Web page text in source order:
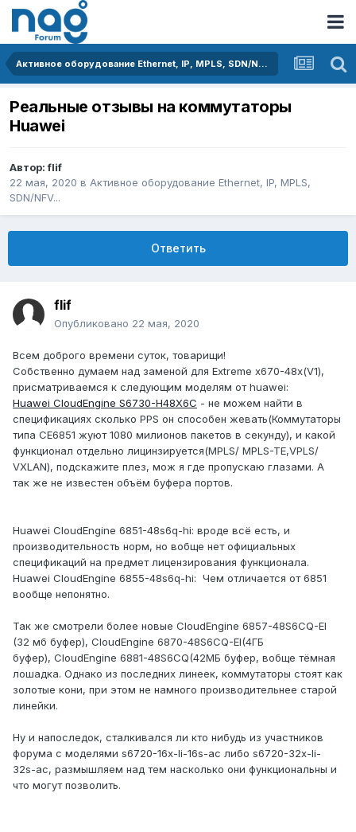
Активное оборудование Ethernet, IP, MPLS, SDN/NFV...
Реальные отзывы на коммутаторы
Huawei
Автор:flif
22 мая, 2020 в Активное оборудование Ethernet, IP, MPLS,
SDN/NFV...
Ответить
flif
Опубликовано 22 мая, 2020
Всем доброго времени суток, товарищи!
Собственно думаем над заменой для Extreme x670-48x(V1),
присматриваемся к следующим моделям от huawei:
Huawei CloudEngine S6730-H48X6C - не можем найти в
спецификациях сколько PPS он способен жевать(Коммутаторы
типа CE6851 жуют 1080 милионов пакетов в секунду), и какой
функционал отдельно лицинзируется(MPLS/ MPLS-TE,VPLS/
VXLAN), подскажите плез, мож я где пропускаю глазами. А
так же не известен объём буфера портов.
Huawei CloudEngine 6851-48s6q-hi: вроде всё есть, и
производительность норм, но вобще нет официальных
спецификаций на предмет лицензирования функционала.
Huawei CloudEngine 6855-48s6q-hi: Чем отличается от 6851
вообще непонятно.
Так же смотрели более новые CloudEngine 6857-48S6CQ-EI
(32 мб буфер), CloudEngine 6870-48S6CQ-EI(4ГБ
буфер), CloudEngine 6881-48S6CQ(42МБ буфер, вобще тёмная
лошадка. Однако из последних линеек, коммутаторы стоят как
золотые кони, при этом не намного производительнее старой
линейки.
Ну и напоследок, сталкивался ли кто нибудь из участников
форума с моделями s6720-16x-li-16s-ac либо s6720-32x-li-
32s-ac, размышляем над тем насколько они функциональны и
что могут позволить.